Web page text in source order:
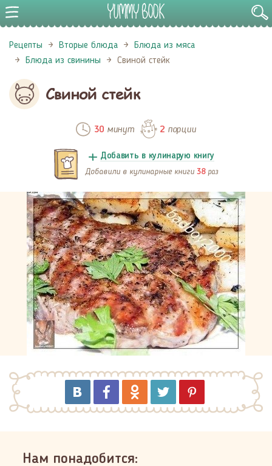
Рецепты Вторые блюда
Блюда из мяса
Блюда из свинины
Свиной стейк
Свиной стейк
30минут 2порции
Добавить в кулинарую книгу
Добавили в кулинарные книги 38 раз
Нам понадобится: